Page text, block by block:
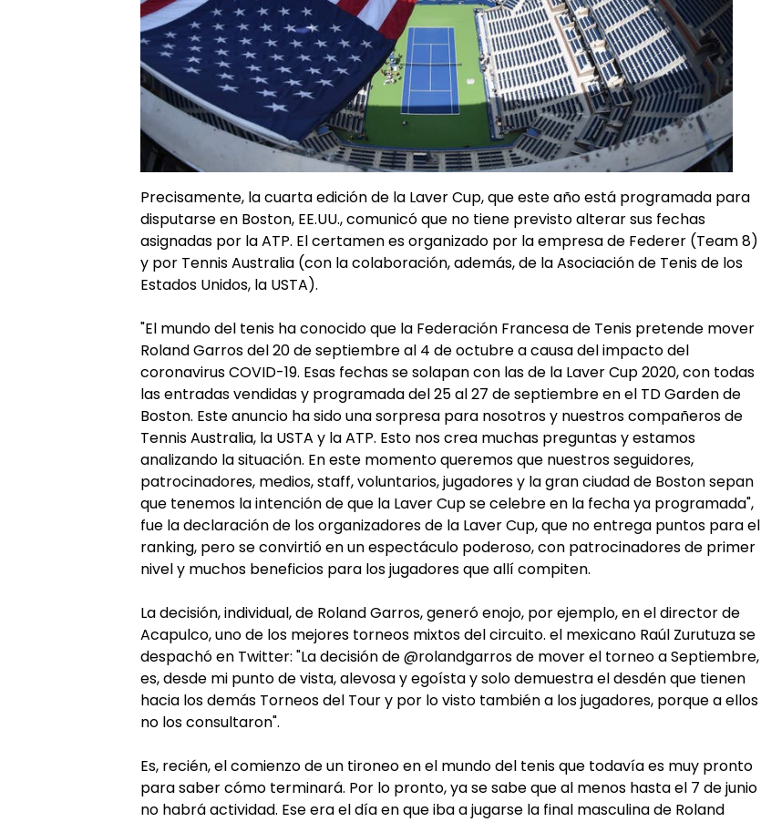
Precisamente, la cuarta edición de la Laver Cup, que este año está programada para
disputarse en Boston, EE.UU., comunicó que no tiene previsto alterar sus fechas
asignadas por la ATP. El certamen es organizado por la empresa de Federer (Team 8)
y por Tennis Australia (con la colaboración, además, de la Asociación de Tenis de los
Estados Unidos, la USTA).
"El mundo del tenis ha conocido que la Federación Francesa de Tenis pretende mover
Roland Garros del 20 de septiembre al 4 de octubre a causa del impacto del
coronavirus COVID-19. Esas fechas se solapan con las de la Laver Cup 2020, con todas
las entradas vendidas y programada del 25 al 27 de septiembre en el TD Garden de
Boston. Este anuncio ha sido una sorpresa para nosotros y nuestros compañeros de
Tennis Australia, la USTA y la ATP. Esto nos crea muchas preguntas y estamos
analizando la situación. En este momento queremos que nuestros seguidores,
patrocinadores, medios, staff, voluntarios, jugadores y la gran ciudad de Boston sepan
que tenemos la intención de que la Laver Cup se celebre en la fecha ya programada",
fue la declaración de los organizadores de la Laver Cup, que no entrega puntos para el
ranking, pero se convirtió en un espectáculo poderoso, con patrocinadores de primer
nivel y muchos beneficios para los jugadores que allí compiten.
La decisión, individual, de Roland Garros, generó enojo, por ejemplo, en el director de
Acapulco, uno de los mejores torneos mixtos del circuito. el mexicano Raúl Zurutuza se
despachó en Twitter: "La decisión de @rolandgarros de mover el torneo a Septiembre,
es, desde mi punto de vista, alevosa y egoísta y solo demuestra el desdén que tienen
hacia los demás Torneos del Tour y por lo visto también a los jugadores, porque a ellos
no los consultaron".
Es, recién, el comienzo de un tironeo en el mundo del tenis que todavía es muy pronto
para saber cómo terminará. Por lo pronto, ya se sabe que al menos hasta el 7 de junio
no habrá actividad. Ese era el día en que iba a jugarse la final masculina de Roland